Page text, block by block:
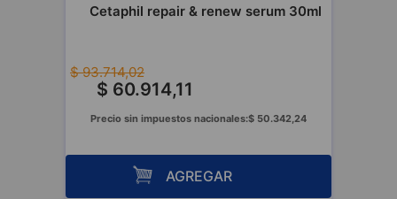
Cetaphil repair & renew serum 30ml
$ 93.714,02
$ 60.914,11
Precio sin impuestos nacionales:$ 50.342,24
AGREGAR